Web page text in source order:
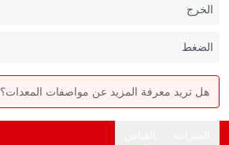
الخرج
الضغط
هل تريد معرفة المزيد عن مواصفات المعدات؟